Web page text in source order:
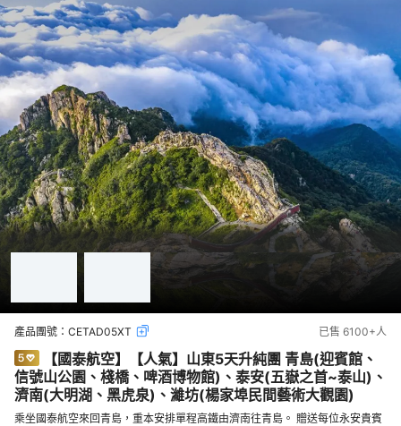
產品團號： CETAD05XT 已售 6100+人
【國泰航空】【人氣】山東5天升純團 青島(迎賓館、
信號山公園、棧橋、啤酒博物館)、泰安(五嶽之首~泰山)、
濟南(大明湖、黑虎泉)、濰坊(楊家埠民間藝術大觀園)
乘坐國泰航空來回青島，重本安排單程高鐵由濟南往青島。 贈送每位永安貴賓